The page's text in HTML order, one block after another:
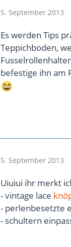
5. September 2013
Es werden Tips
Teppichboden,
befestige ihn am
5. September 2013
Uiuiui ihr merkt
- vintage lace
- perlenbesetzte
- schultern